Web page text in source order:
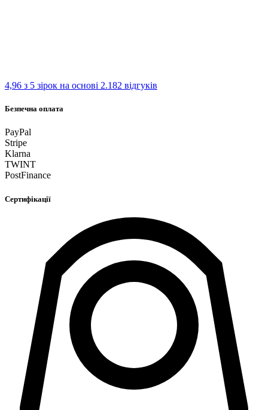
4,96 з 5 зірок на основі 2.182 відгуків
Безпечна оплата
PayPal
Stripe
Klarna
TWINT
PostFinance
Сертифікації